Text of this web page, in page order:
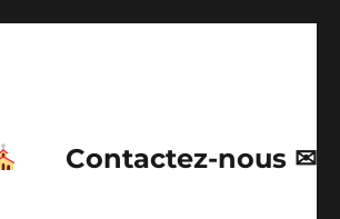
Contactez-nous ✉